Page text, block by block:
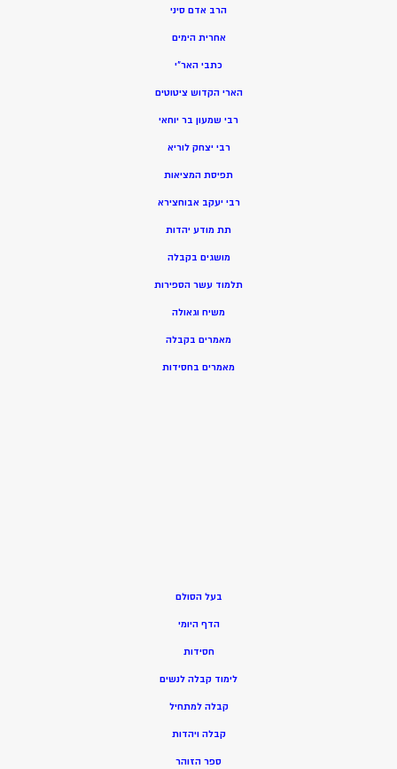
הרב אדם סיני
אחרית הימים
כתבי האר”י
הארי הקדוש ציטוטים
רבי שמעון בר יוחאי
רבי יצחק לוריא
תפיסת המציאות
רבי יעקב אבוחצירא
תת מודע יהדות
מושגים בקבלה
תלמוד עשר הספירות
משיח וגאולה
מאמרים בקבלה
מאמרים בחסידות
בעל הסולם
הדף היומי
חסידות
לימוד קבלה לנשים
קבלה למתחיל
קבלה ויהדות
ספר הזוהר